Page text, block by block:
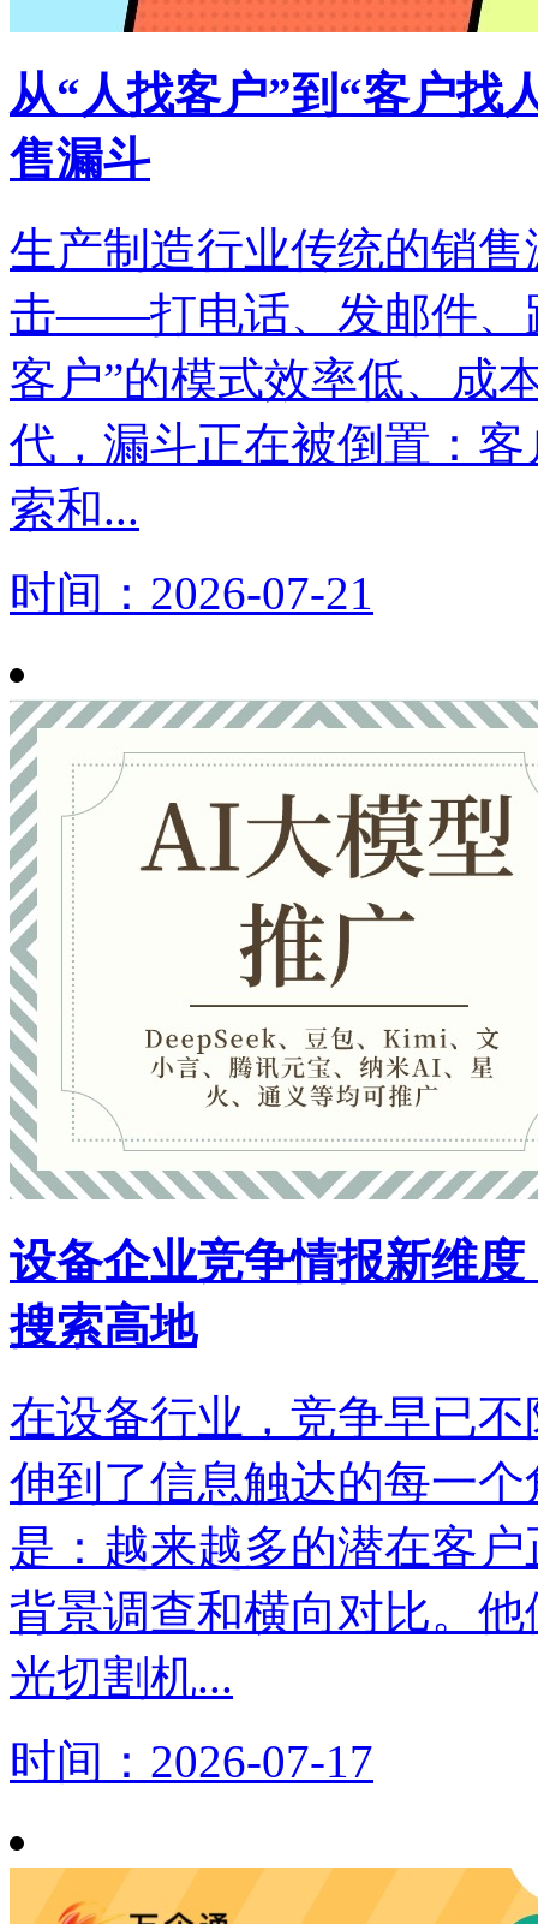
从“人找客户”到“客户找
售漏斗
生产制造行业传统的销
击——打电话、发邮件、
客户”的模式效率低、成
代，漏斗正在被倒置：
索和...
时间：2026-07-21
设备企业竞争情报新维
搜索高地
在设备行业，竞争早已
伸到了信息触达的每一
是：越来越多的潜在客
背景调查和横向对比。
光切割机...
时间：2026-07-17